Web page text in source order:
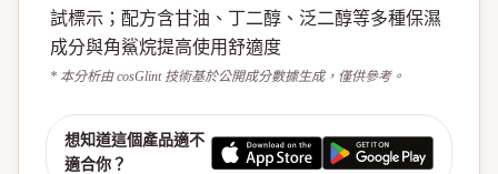
試標示；配方含甘油、丁二醇、泛二醇等多種保濕
成分與角鯊烷提高使用舒適度
* 本分析由 cosGlint 技術基於公開成分數據生成，僅供參考。
想知道這個產品適不
適合你？